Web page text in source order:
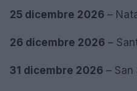
25 dicembre 2026 –
26 dicembre 2026 –
31 dicembre 2026 – San